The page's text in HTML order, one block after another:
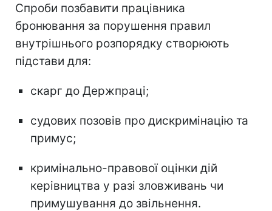
Спроби позбавити працівника
бронювання за порушення правил
внутрішнього розпорядку створюють
підстави для:
скарг до Держпраці;
судових позовів про дискримінацію та
примус;
кримінально-правової оцінки дій
керівництва у разі зловживань чи
примушування до звільнення.